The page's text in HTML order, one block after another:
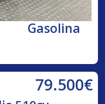
Gasolina
79.500€